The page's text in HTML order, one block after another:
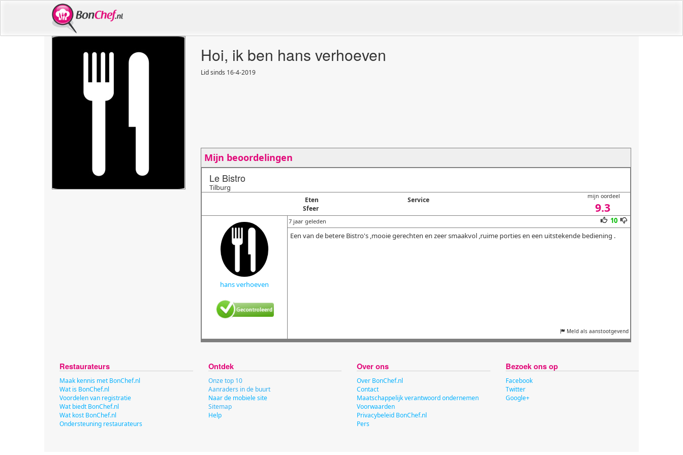
Hoi, ik ben hans verhoeven
Lid sinds 16-4-2019
Mijn beoordelingen
Le Bistro
Tilburg
Eten
Service
Sfeer
mijn oordeel
9.3
hans verhoeven
7 jaar geleden
10
Een van de betere Bistro's ,mooie gerechten en zeer smaakvol ,ruime porties en een uitstekende bediening .
Meld als aanstootgevend
Restaurateurs
Maak kennis met BonChef.nl
Wat is BonChef.nl
Voordelen van registratie
Wat biedt BonChef.nl
Wat kost BonChef.nl
Ondersteuning restaurateurs
Ontdek
Onze top 10
Aanraders in de buurt
Naar de mobiele site
Sitemap
Help
Over ons
Over BonChef.nl
Contact
Maatschappelijk verantwoord ondernemen
Voorwaarden
Privacybeleid BonChef.nl
Pers
Bezoek ons op
Facebook
Twitter
Google+